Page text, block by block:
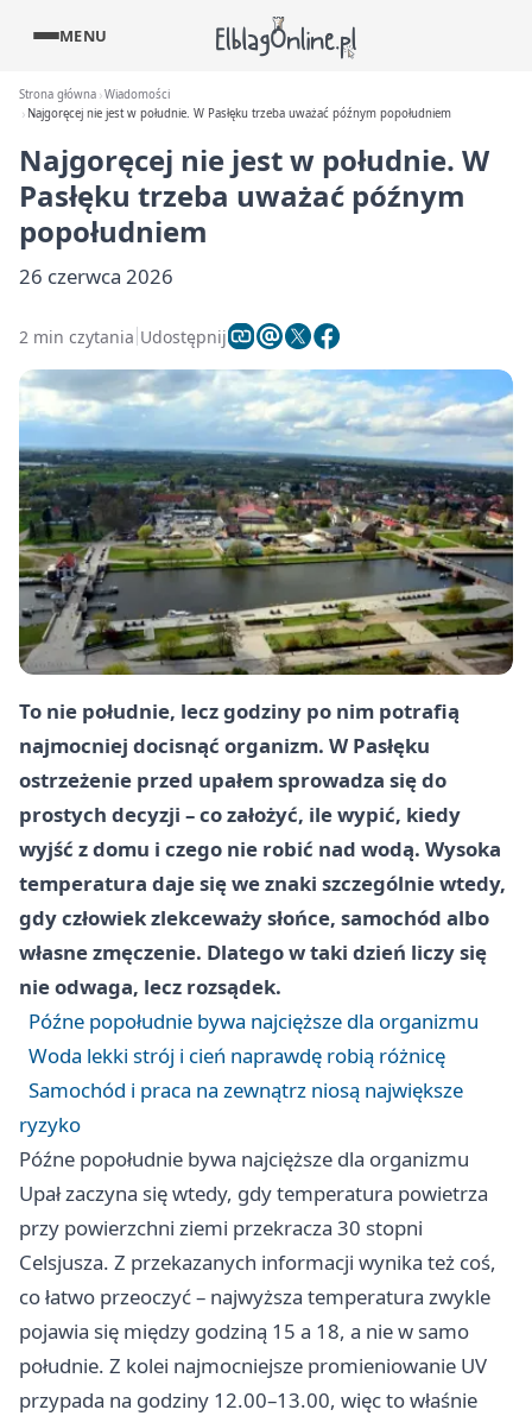
MENU
Strona główna Wiadomości
Najgoręcej nie jest w południe. W Pasłęku trzeba uważać późnym popołudniem
Najgoręcej nie jest w południe. W
Pasłęku trzeba uważać późnym
popołudniem
26 czerwca 2026
2 min czytania Udostępnij
To nie południe, lecz godziny po nim potrafią
najmocniej docisnąć organizm. W Pasłęku
ostrzeżenie przed upałem sprowadza się do
prostych decyzji – co założyć, ile wypić, kiedy
wyjść z domu i czego nie robić nad wodą. Wysoka
temperatura daje się we znaki szczególnie wtedy,
gdy człowiek zlekceważy słońce, samochód albo
własne zmęczenie. Dlatego w taki dzień liczy się
nie odwaga, lecz rozsądek.
Późne popołudnie bywa najcięższe dla organizmu
Woda lekki strój i cień naprawdę robią różnicę
Samochód i praca na zewnątrz niosą największe
ryzyko
Późne popołudnie bywa najcięższe dla organizmu
Upał zaczyna się wtedy, gdy temperatura powietrza
przy powierzchni ziemi przekracza 30 stopni
Celsjusza. Z przekazanych informacji wynika też coś,
co łatwo przeoczyć – najwyższa temperatura zwykle
pojawia się między godziną 15 a 18, a nie w samo
południe. Z kolei najmocniejsze promieniowanie UV
przypada na godziny 12.00–13.00, więc to właśnie